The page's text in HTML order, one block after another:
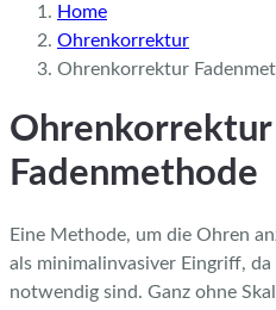
Home
Ohrenkorrektur
Ohrenkorrektur
Ohrenkorrektur
Fadenmethode
Eine Methode, um die Ohren
als minimalinvasiver Eingriff,
notwendig sind. Ganz ohne